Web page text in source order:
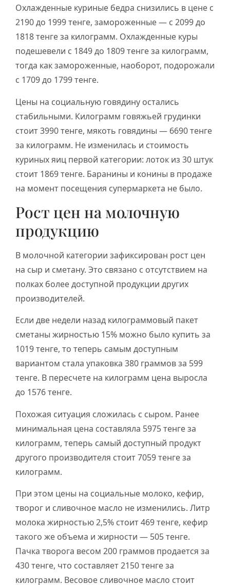
Охлажденные куриные бедра снизились в цене с
2190 до 1999 тенге, замороженные — с 2099 до
1818 тенге за килограмм. Охлажденные куры
подешевели с 1849 до 1809 тенге за килограмм,
тогда как замороженные, наоборот, подорожали
с 1709 до 1799 тенге.
Цены на социальную говядину остались
стабильными. Килограмм говяжьей грудинки
стоит 3990 тенге, мякоть говядины — 6690 тенге
за килограмм. Не изменилась и стоимость
куриных яиц первой категории: лоток из 30 штук
стоит 1869 тенге. Баранины и конины в продаже
на момент посещения супермаркета не было.
Рост цен на молочную
продукцию
В молочной категории зафиксирован рост цен
на сыр и сметану. Это связано с отсутствием на
полках более доступной продукции других
производителей.
Если две недели назад килограммовый пакет
сметаны жирностью 15% можно было купить за
1019 тенге, то теперь самым доступным
вариантом стала упаковка 380 граммов за 599
тенге. В пересчете на килограмм цена выросла
до 1576 тенге.
Похожая ситуация сложилась с сыром. Ранее
минимальная цена составляла 5975 тенге за
килограмм, теперь самый доступный продукт
другого производителя стоит 7059 тенге за
килограмм.
При этом цены на социальные молоко, кефир,
творог и сливочное масло не изменились. Литр
молока жирностью 2,5% стоит 469 тенге, кефир
такого же объема и жирности — 505 тенге.
Пачка творога весом 200 граммов продается за
430 тенге, что составляет 2150 тенге за
килограмм. Весовое сливочное масло стоит